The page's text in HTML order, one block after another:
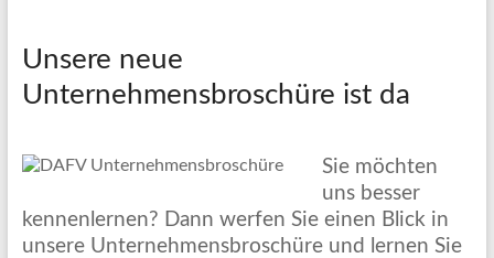
Unsere neue
Unternehmensbroschüre ist da
Sie möchten
uns besser
kennenlernen? Dann werfen Sie einen Blick in
unsere Unternehmensbroschüre und lernen Sie